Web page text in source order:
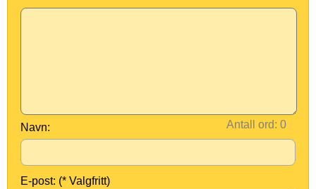
Antall ord:
Navn:
E-post: (* Valgfritt)